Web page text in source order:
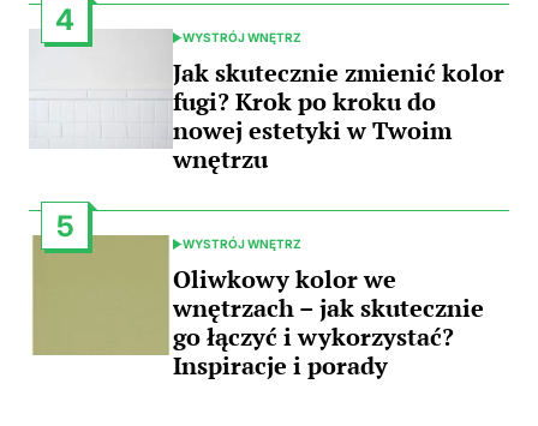
4
POSTED
IN
WYSTRÓJ WNĘTRZ
Jak skutecznie zmienić kolor
fugi? Krok po kroku do
nowej estetyki w Twoim
wnętrzu
5
POSTED
IN
WYSTRÓJ WNĘTRZ
Oliwkowy kolor we
wnętrzach – jak skutecznie
go łączyć i wykorzystać?
Inspiracje i porady